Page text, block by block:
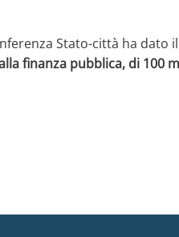
Stato-città ha dato
finanza pubblica, di 100